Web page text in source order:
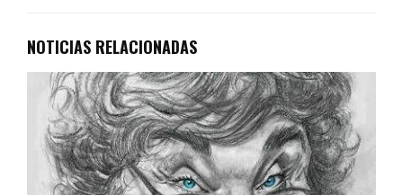
NOTICIAS RELACIONADAS